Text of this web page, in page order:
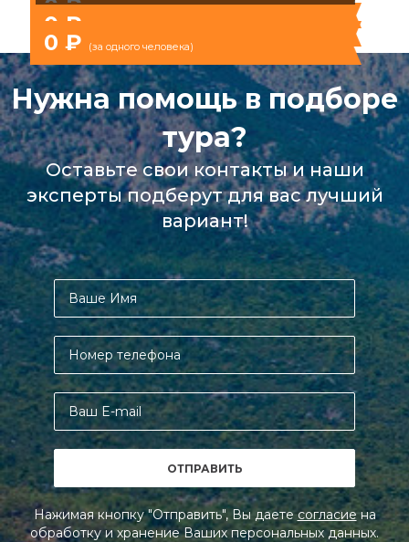
0 ₽
0 ₽
0 ₽ (за одного человека)
Нужна помощь в подборе
тура?
Оставьте свои контакты и наши
эксперты подберут для вас лучший
вариант!
Нажимая кнопку "Отправить", Вы даетесогласиена
обработку и хранение Ваших персональных данных.